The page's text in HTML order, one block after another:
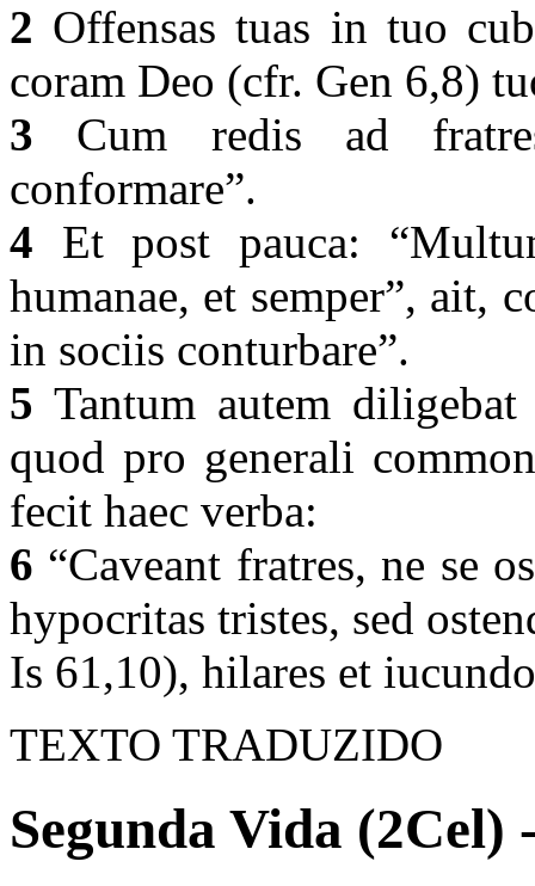
2 Offensas tuas in tuo
coram Deo (cfr. Gen 6,8)
3 Cum redis ad
conformare”.
4 Et post pauca:
humanae, et semper”, ait,
in sociis conturbare”.
5 Tantum autem
quod pro generali
fecit haec verba:
6 “Caveant fratres, ne se
hypocritas tristes, sed
Is 61,10), hilares et
TEXTO TRADUZIDO
Segunda Vida (2Cel)